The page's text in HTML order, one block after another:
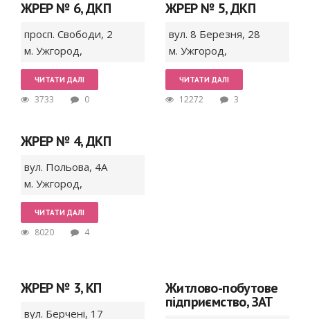
ЖРЕР № 6, ДКП
просп. Свободи, 2
м. Ужгород,
ЧИТАТИ ДАЛІ
3733 0
ЖРЕР № 5, ДКП
вул. 8 Березня, 28
м. Ужгород,
ЧИТАТИ ДАЛІ
12272 3
ЖРЕР № 4, ДКП
вул. Польова, 4А
м. Ужгород,
ЧИТАТИ ДАЛІ
8020 4
ЖРЕР № 3, КП
вул. Берчені, 17
Житлово-побутове
підприємство, ЗАТ